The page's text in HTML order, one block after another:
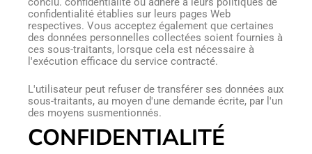
confidentialité établies sur leurs pages Web
respectives. Vous acceptez également que certaines
des données personnelles collectées soient fournies à
ces sous-traitants, lorsque cela est nécessaire à
l'exécution efficace du service contracté.
L'utilisateur peut refuser de transférer ses données aux
sous-traitants, au moyen d'une demande écrite, par l'un
des moyens susmentionnés.
CONFIDENTIALITÉ